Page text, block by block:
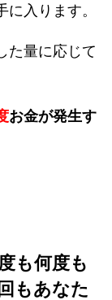
入ります。
た量に応じて
お金が発生す
も何度も
もあなた